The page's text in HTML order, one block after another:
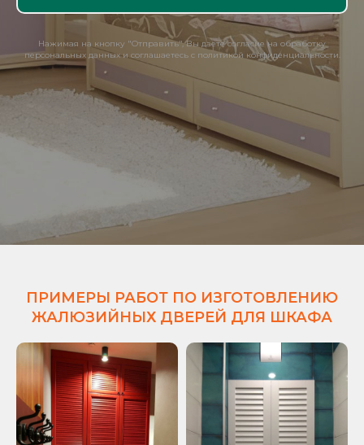
Нажимая на кнопку "Отправить", Вы даете согласие на обработку
персональных данных и соглашаетесь с политикой конфиденциальности.
ПРИМЕРЫ РАБОТ ПО ИЗГОТОВЛЕНИЮ
ЖАЛЮЗИЙНЫХ ДВЕРЕЙ ДЛЯ ШКАФА